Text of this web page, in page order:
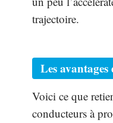
trajectoire.
Les
Voici ce que
conducteurs à